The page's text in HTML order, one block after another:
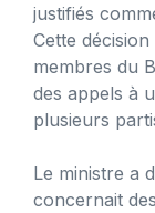
justifiés
Cette
membres du
des appels à
plusieurs
Le ministre a
concernait